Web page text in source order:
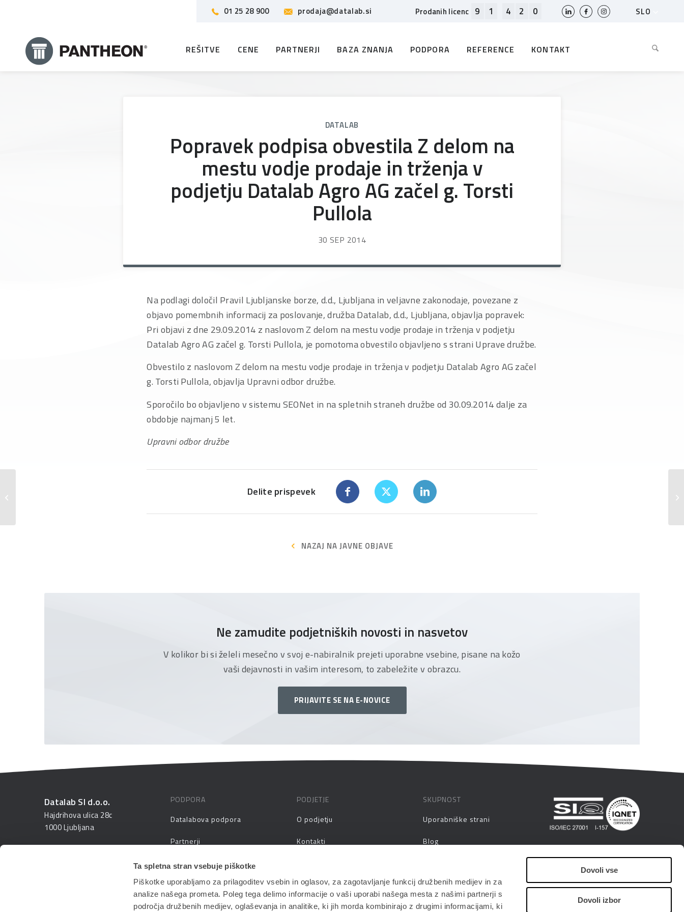
Ta spletna stran vsebuje piškotke
Piškotke uporabljamo za prilagoditev vsebin in oglasov, za zagotavljanje funkcij družbenih medijev in za
analize našega prometa. Poleg tega delimo informacije o vaši uporabi našega mesta z našimi partnerji s
področja družbenih medijev, oglaševanja in analitike, ki jih morda kombinirajo z drugimi informacijami, ki
Dovoli vse
Dovoli izbor
01 25 28 900 prodaja@datalab.si Prodanih licenc 9 1 4 2 0
SLO
REŠITVE CENE PARTNERJI BAZA ZNANJA PODPORA REFERENCE KONTAKT
DATALAB
Popravek podpisa obvestila Z delom na
mestu vodje prodaje in trženja v
podjetju Datalab Agro AG začel g. Torsti
Pullola
30 SEP 2014
Na podlagi določil Pravil Ljubljanske borze, d.d., Ljubljana in veljavne zakonodaje, povezane z
objavo pomembnih informacij za poslovanje, družba Datalab, d.d., Ljubljana, objavlja popravek:
Pri objavi z dne 29.09.2014 z naslovom Z delom na mestu vodje prodaje in trženja v podjetju
Datalab Agro AG začel g. Torsti Pullola, je pomotoma obvestilo objavljeno s strani Uprave družbe.
Obvestilo z naslovom Z delom na mestu vodje prodaje in trženja v podjetju Datalab Agro AG začel
g. Torsti Pullola, objavlja Upravni odbor družbe.
Sporočilo bo objavljeno v sistemu SEONet in na spletnih straneh družbe od 30.09.2014 dalje za
obdobje najmanj 5 let.
Upravni odbor družbe
Delite prispevek
NAZAJ NA JAVNE OBJAVE
Ne zamudite podjetniških novosti in nasvetov
V kolikor bi si želeli mesečno v svoj e-nabiralnik prejeti uporabne vsebine, pisane na kožo
vaši dejavnosti in vašim interesom, to zabeležite v obrazcu.
PRIJAVITE SE NA E-NOVICE
Datalab SI d.o.o.
Hajdrihova ulica 28c
1000 Ljubljana
01 25 28 900
PODPORA
Datalabova podpora
Partnerji
FAQ – pogosta vprašanja
PANTHEON izobraževanja
PODJETJE
O podjetju
Kontakti
Vlagatelji
Pogoji in pogodbe
SKUPNOST
Uporabniške strani
Blog
Priročniki